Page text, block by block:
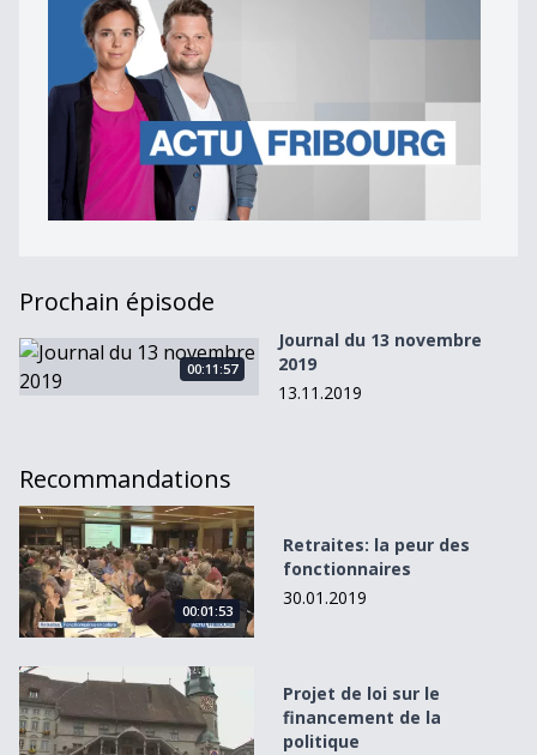
Prochain épisode
Journal du 13 novembre 2019
00:11:57
Journal du 13 novembre
2019
13.11.2019
Recommandations
Retraites: la peur des fonctionnaires
00:01:53
Retraites: la peur des
fonctionnaires
30.01.2019
Projet de loi sur le financement de la politique
Projet de loi sur le
financement de la
politique